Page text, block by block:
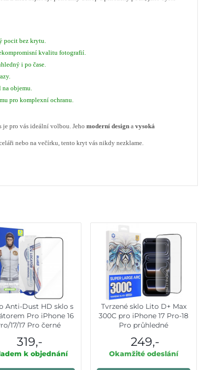
pocit bez krytu.
kvalitu fotografií.
i po čase.
na objemu.
pro komplexní ochranu.
je pro vás ideální volbou. Jeho moderní design a vysoká
nebo na večírku, tento kryt vás nikdy nezklame.
Anti-Dust HD sklo s
Pro iPhone 16
17/17 Pro černé
319,-
k objednání
Tvrzené sklo Lito D+ Max
300C pro iPhone 17 Pro-18
Pro průhledné
249,-
Okamžité odeslání